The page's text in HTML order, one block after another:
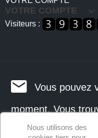
VOTRE COMPTE 
Visiteurs :
Vous pouvez
moment. Vous
informations de
Nous utilisons des